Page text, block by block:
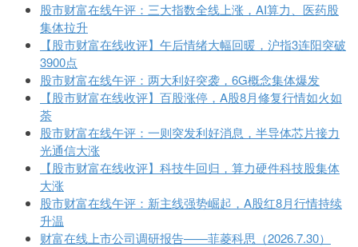
股市财富在线午评：三大指数全线上涨，AI算力、医药股
集体拉升
【股市财富在线收评】午后情绪大幅回暖，沪指3连阳突破
3900点
股市财富在线午评：两大利好突袭，6G概念集体爆发
【股市财富在线收评】百股涨停，A股8月修复行情如火如
荼
股市财富在线午评：一则突发利好消息，半导体芯片接力
光通信大涨
【股市财富在线收评】科技牛回归，算力硬件科技股集体
大涨
股市财富在线午评：新主线强势崛起，A股红8月行情持续
升温
财富在线上市公司调研报告——菲菱科思（2026.7.30）